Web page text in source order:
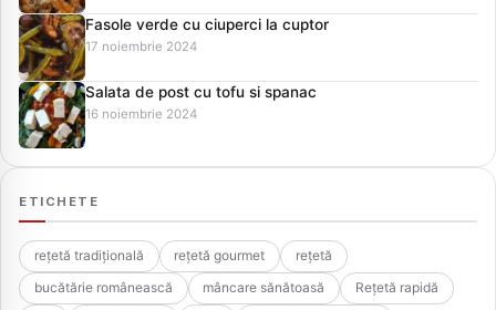
Fasole verde cu ciuperci la cuptor
17 noiembrie 2024
Salata de post cu tofu si spanac
16 noiembrie 2024
ETICHETE
rețetă tradițională rețetă gourmet
rețetă
bucătărie românească
mâncare sănătoasă
Rețetă rapidă